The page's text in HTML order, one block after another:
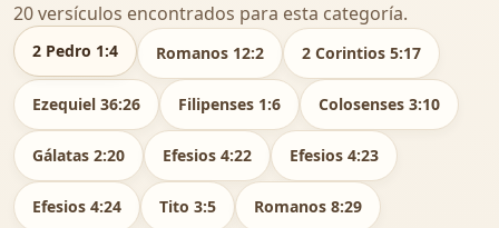
20 versículos encontrados para esta categoría.
2 Pedro 1:4 Romanos 12:2 2 Corintios 5:17
Ezequiel 36:26 Filipenses 1:6 Colosenses 3:10
Gálatas 2:20 Efesios 4:22 Efesios 4:23
Efesios 4:24 Tito 3:5 Romanos 8:29